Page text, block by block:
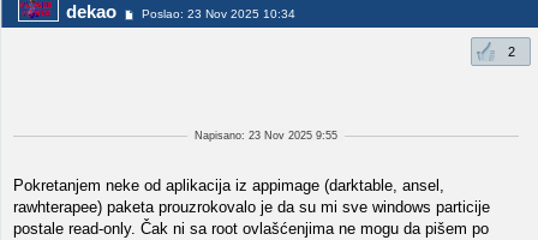
dekao Poslao: 23 Nov 2025 10:34
2
Napisano: 23 Nov 2025 9:55
Pokretanjem neke od aplikacija iz appimage (darktable, ansel,
rawhterapee) paketa prouzrokovalo je da su mi sve windows particije
postale read-only. Čak ni sa root ovlašćenjima ne mogu da pišem po